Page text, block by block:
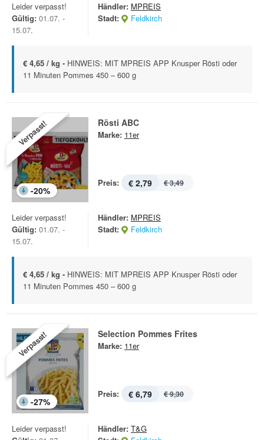
Leider verpasst!
Gültig: 01.07. -
15.07.
Händler: MPREIS
Stadt:
Feldkirch
€ 4,65 / kg - HINWEIS: MIT MPREIS APP Knusper Rösti oder
11 Minuten Pommes 450 – 600 g
Verpasst!
-20%
Rösti ABC
Marke: 11er
Preis: € 2,79 € 3,49
Leider verpasst!
Gültig: 01.07. -
15.07.
Händler: MPREIS
Stadt:
Feldkirch
€ 4,65 / kg - HINWEIS: MIT MPREIS APP Knusper Rösti oder
11 Minuten Pommes 450 – 600 g
Verpasst!
-27%
Selection Pommes Frites
Marke: 11er
Preis: € 6,79 € 9,30
Leider verpasst!
Händler: T&G